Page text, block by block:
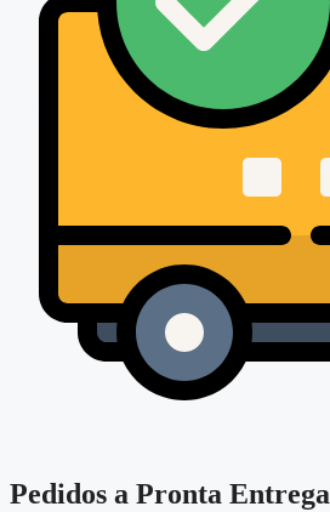
Pedidos a Pronta Entrega